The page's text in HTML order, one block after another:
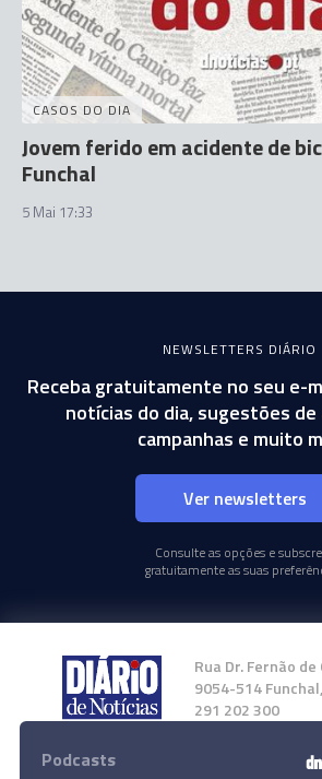
CASOS DO DIA
Jovem ferido em acidente de
Funchal
5 Mai 17:33
NEWSLETTERS DIÁRIO
Receba gratuitamente no seu e-
notícias do dia, sugestões
campanhas e muito
Ver newsletters
Consulte as opções e
gratuitamente as suas
Rua Dr. Fernão
9054-514
291 202 300
Instale a nossa App
Podcasts